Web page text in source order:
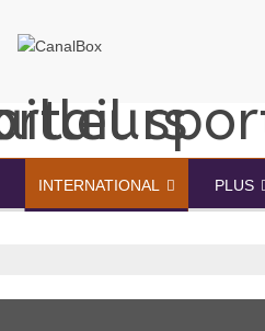
INTERNATIONAL PLUS